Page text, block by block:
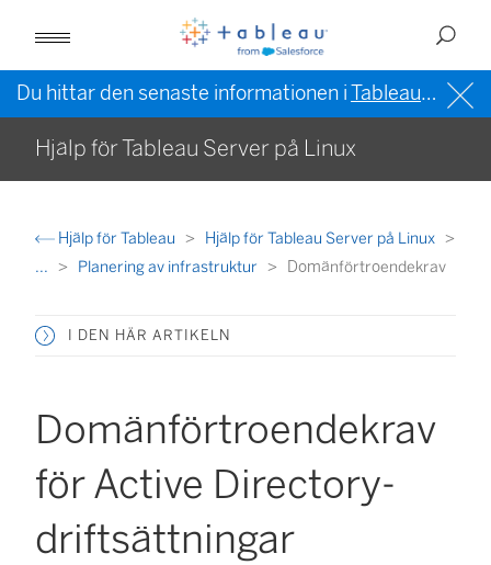
Du hittar den senaste informationen iTableau-hjälpen på engelska (USA)
Hjälp för Tableau Server på Linux
Hjälp för Tableau
Hjälp för Tableau Server på Linux
...
Planering av infrastruktur Domänförtroendekrav
I DEN HÄR ARTIKELN
Domänförtroendekrav
för Active Directory-
driftsättningar